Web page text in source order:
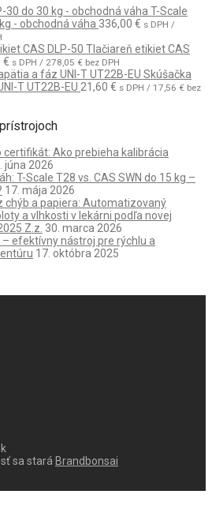
T-Scale
- obchodná váha 336,00 € s DPH /
Tlačiareň etikiet CAS
€ s DPH / 278,05 € bez DPH
Skúšačka
T UT22B-EU 21,60 € s DPH / 17,56 € bez
certifikát: Ako prebieha kalibrácia
júna 2026
T-Scale T28 vs. CAS SWN do 15 kg –
17. mája 2026
chýb a papiera: Automatizovaný
a vlhkosti v lekárni podľa novej
Z.z. 30. marca 2026
efektívny nástroj pre rýchlu a
17. októbra 2025
sa stará Brandbonsai